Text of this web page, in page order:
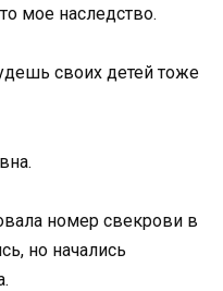
мое наследство.
своих детей тоже
номер свекрови в
но начались